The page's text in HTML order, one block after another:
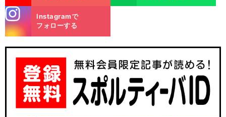
m
Instagramで
フォローする